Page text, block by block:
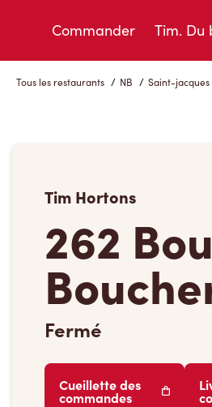
Commander Tim. Du
Tous les restaurants / NB / Saint-jacques
Tim Hortons
262
Fermé
Cueillette des
commandes